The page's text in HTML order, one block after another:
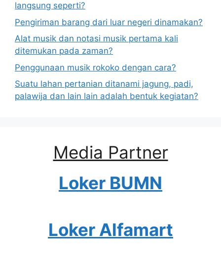
langsung seperti?
Pengiriman barang dari luar negeri dinamakan?
Alat musik dan notasi musik pertama kali
ditemukan pada zaman?
Penggunaan musik rokoko dengan cara?
Suatu lahan pertanian ditanami jagung, padi,
palawija dan lain lain adalah bentuk kegiatan?
Media Partner
Loker BUMN
Loker Alfamart